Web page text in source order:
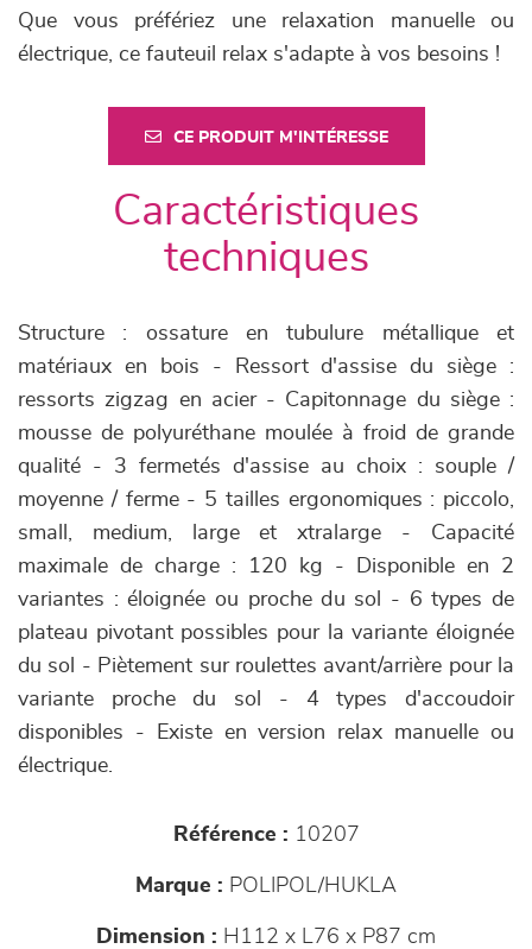
Que vous préfériez une relaxation manuelle ou
électrique, ce fauteuil relax s'adapte à vos besoins !
CE PRODUIT M'INTÉRESSE
Caractéristiques
techniques
Structure : ossature en tubulure métallique et
matériaux en bois - Ressort d'assise du siège :
ressorts zigzag en acier - Capitonnage du siège :
mousse de polyuréthane moulée à froid de grande
qualité - 3 fermetés d'assise au choix : souple /
moyenne / ferme - 5 tailles ergonomiques : piccolo,
small, medium, large et xtralarge - Capacité
maximale de charge : 120 kg - Disponible en 2
variantes : éloignée ou proche du sol - 6 types de
plateau pivotant possibles pour la variante éloignée
du sol - Piètement sur roulettes avant/arrière pour la
variante proche du sol - 4 types d'accoudoir
disponibles - Existe en version relax manuelle ou
électrique.
Référence : 10207
Marque : POLIPOL/HUKLA
Dimension : H112 x L76 x P87 cm